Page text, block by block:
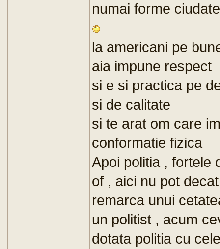
numai forme
la americani pe
aia impune respect
si e si practica pe
si de calitate
si te arat om care
conformatie fizica
Apoi politia , fortele
of , aici nu pot
remarca unui
un politist , acum
dotata politia cu